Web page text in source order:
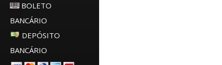
BOLETO
BANCÁRIO
DEPÓSITO
BANCÁRIO